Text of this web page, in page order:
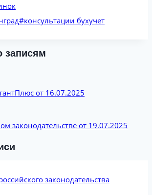
#консультации бухучет
записям
от 16.07.2025
законодательстве от 19.07.2025
законодательства